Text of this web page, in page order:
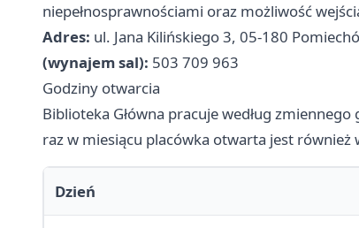
niepełnosprawnościami oraz możliwość
Adres: ul. Jana Kilińskiego 3, 05-180
(wynajem sal): 503 709 963
Godziny otwarcia
Biblioteka Główna pracuje według
raz w miesiącu placówka otwarta jest również
Dzień